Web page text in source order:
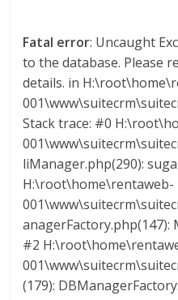
M
a
q
u
n
Fatal error: Uncaught
to the database. Please
details. in
Stack trace: #0
liManager.php(290):
H:\root\home\rentaweb-
anagerFactory.php(147):
#2
(179):